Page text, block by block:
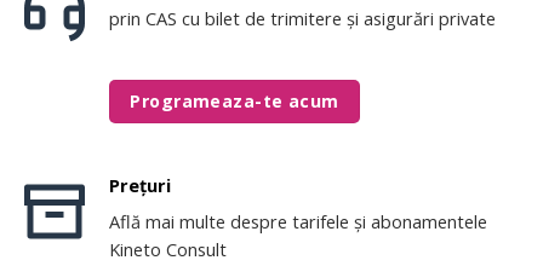
prin CAS cu bilet de trimitere și asigurări private
Programeaza-te acum
Prețuri
Află mai multe despre tarifele și abonamentele
Kineto Consult